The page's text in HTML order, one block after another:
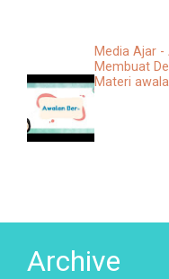
Media Ajar -
Membuat
Materi
Archive